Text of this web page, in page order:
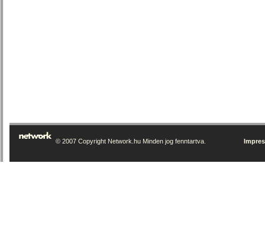
© 2007 Copyright Network.hu Minden jog fenntartva.